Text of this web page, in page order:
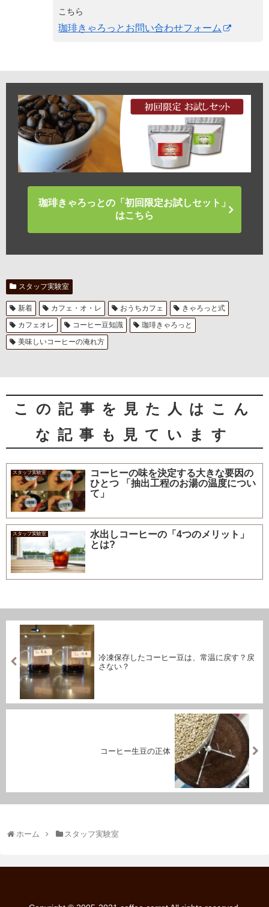
こちら
珈琲きゃろっとお問い合わせフォーム
珈琲きゃろっとの「初回限定お試しセット」
はこちら
スタッフ実験室
新着 カフェ・オ・レ おうちカフェ
きゃろっと式
カフェオレ
コーヒー豆知識
珈琲きゃろっと
美味しいコーヒーの淹れ方
この記事を見た人はこん
な記事も見ています
スタッフ実験室
コーヒーの味を決定する大きな要因の
ひとつ 「抽出工程のお湯の温度につい
て」
スタッフ実験室
水出しコーヒーの「4つのメリット」
とは?
冷凍保存したコーヒー豆は、常温に戻す？戻
さない？
コーヒー生豆の正体
ホーム スタッフ実験室